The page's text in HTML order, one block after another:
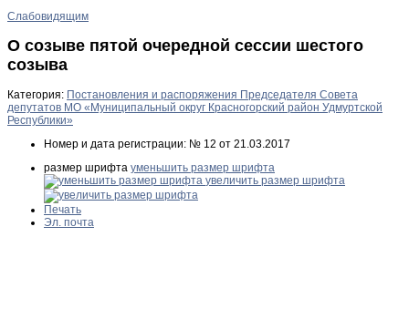
Слабовидящим
О созыве пятой очередной сессии шестого
созыва
Категория: Постановления и распоряжения Председателя Совета
депутатов МО «Муниципальный округ Красногорский район Удмуртской
Республики»
Номер и дата регистрации: № 12 от 21.03.2017
размер шрифта уменьшить размер шрифта
увеличить размер шрифта
Печать
Эл. почта